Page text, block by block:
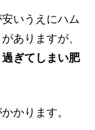
いうえにハム
ありますが、
ぎてしまい肥
かります。